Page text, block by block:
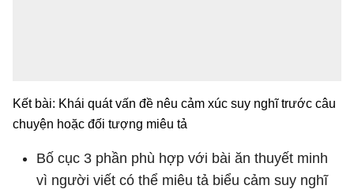
Kết bài: Khái quát vấn đề nêu cảm xúc suy nghĩ trước câu
chuyện hoặc đối tượng miêu tả
Bố cục 3 phần phù hợp với bài ăn thuyết minh
vì người viết có thể miêu tả biểu cảm suy nghĩ